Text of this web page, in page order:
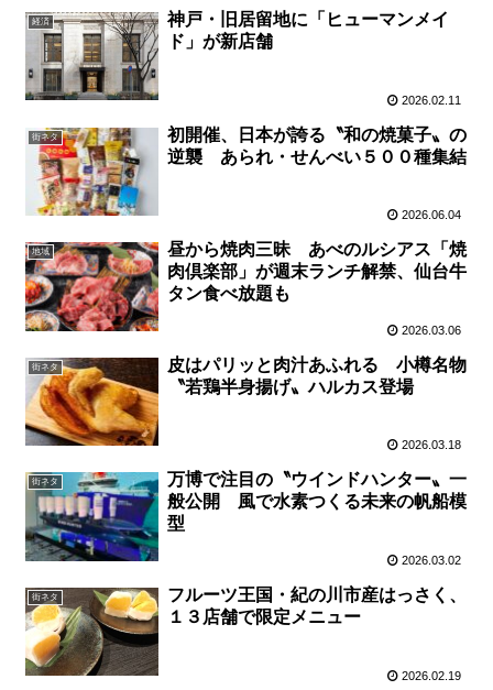
経済
神戸・旧居留地に「ヒューマンメイ
ド」が新店舗
2026.02.11
街ネタ
初開催、日本が誇る〝和の焼菓子〟の
逆襲 あられ・せんべい５００種集結
2026.06.04
地域
昼から焼肉三昧 あべのルシアス「焼
肉倶楽部」が週末ランチ解禁、仙台牛
タン食べ放題も
2026.03.06
街ネタ
皮はパリッと肉汁あふれる 小樽名物
〝若鶏半身揚げ〟ハルカス登場
2026.03.18
街ネタ
万博で注目の〝ウインドハンター〟一
般公開 風で水素つくる未来の帆船模
型
2026.03.02
街ネタ
フルーツ王国・紀の川市産はっさく、
１３店舗で限定メニュー
2026.02.19